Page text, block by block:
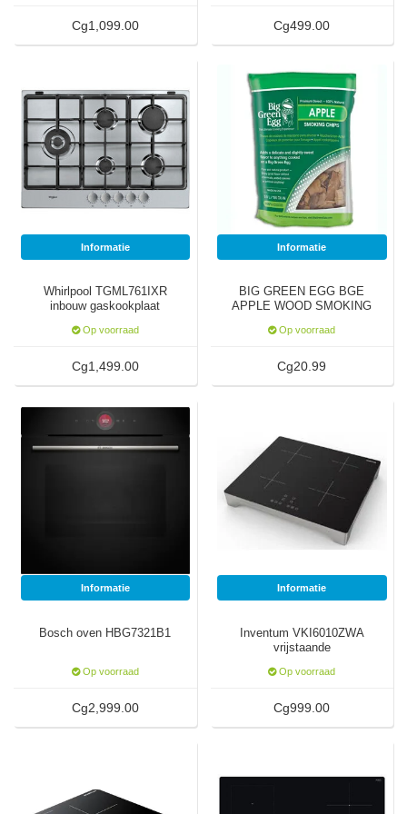
Cg1,099.00 Cg499.00
Informatie
Whirlpool TGML761IXR
inbouw gaskookplaat
Op voorraad
Cg1,499.00
Informatie
BIG GREEN EGG BGE
APPLE WOOD SMOKING
Op voorraad
Cg20.99
Informatie
Bosch oven HBG7321B1
Op voorraad
Cg2,999.00
Informatie
Inventum VKI6010ZWA
vrijstaande
Op voorraad
Cg999.00